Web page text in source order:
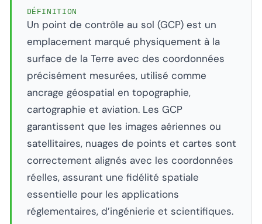
DÉFINITION
Un point de contrôle au sol (GCP) est un
emplacement marqué physiquement à la
surface de la Terre avec des coordonnées
précisément mesurées, utilisé comme
ancrage géospatial en topographie,
cartographie et aviation. Les GCP
garantissent que les images aériennes ou
satellitaires, nuages de points et cartes sont
correctement alignés avec les coordonnées
réelles, assurant une fidélité spatiale
essentielle pour les applications
réglementaires, d’ingénierie et scientifiques.